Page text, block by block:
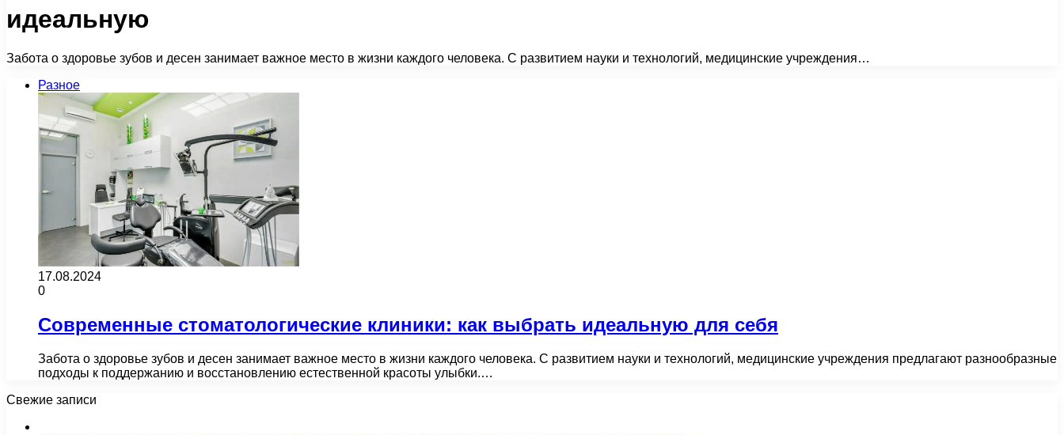
идеальную
Забота о здоровье зубов и десен занимает важное место в жизни каждого человека. С развитием науки и технологий, медицинские учреждения…
Разное
17.08.2024
0
Современные стоматологические клиники: как выбрать идеальную для себя
Забота о здоровье зубов и десен занимает важное место в жизни каждого человека. С развитием науки и технологий, медицинские учреждения предлагают разнообразные
подходы к поддержанию и восстановлению естественной красоты улыбки.…
Свежие записи